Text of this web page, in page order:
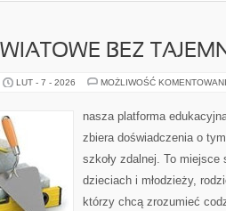
BEZ
LUT - 7 - 2026 MOŻLIWOŚĆ
nasza platforma
zbiera doświadczenia o
szkoły zdalnej. To
dzieciach i młodzieży,
którzy chcą zrozumieć